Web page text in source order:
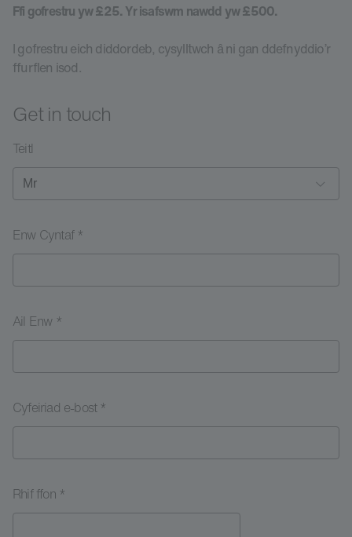
Ffi gofrestru yw £25. Yr isafswm nawdd yw £500.
I gofrestru eich diddordeb, cysylltwch â ni gan ddefnyddio’r
ffurflen isod.
Get in touch
Teitl
Enw Cyntaf *
Ail Enw *
Cyfeiriad e-bost *
Rhif ffon *